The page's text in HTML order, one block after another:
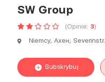
SW Group
(Opinie: 3)
Niemcy, Ахен,
Subskrybuj